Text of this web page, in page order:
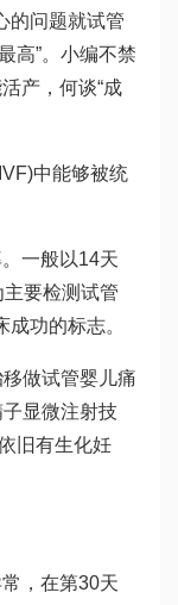
的问题就试管
高”。小编不禁
产，何谈“成
中能够被统
一般以14天
主要检测试管
功的标志。
做试管婴儿痛
显微注射技
旧有生化妊
，在第30天